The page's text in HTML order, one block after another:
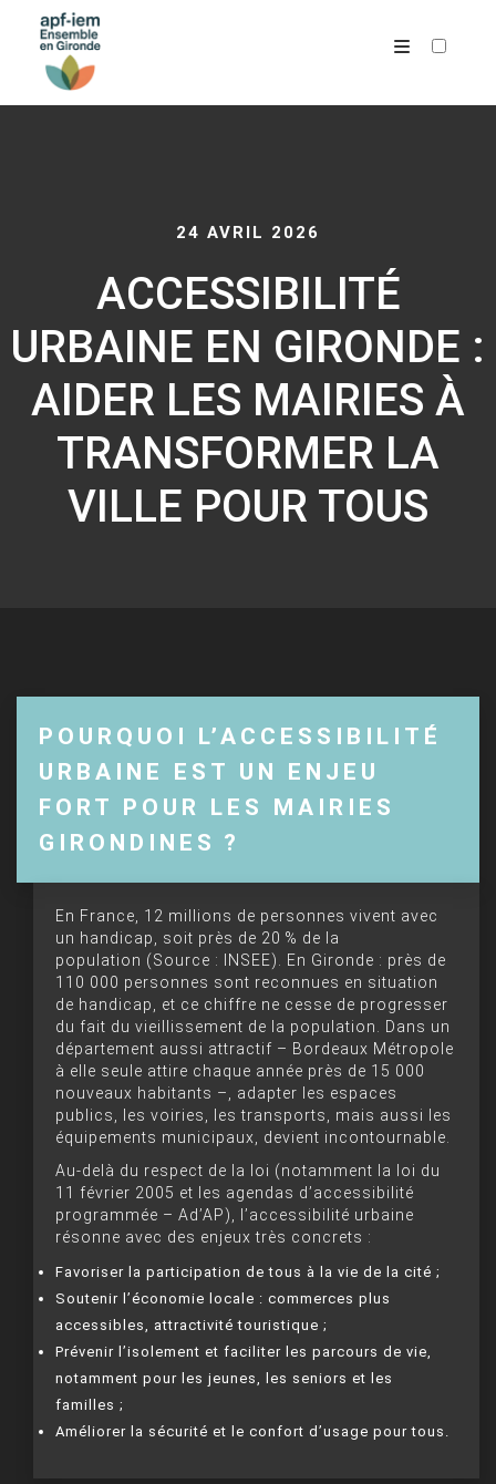
24 AVRIL 2026
ACCESSIBILITÉ
URBAINE EN GIRONDE :
AIDER LES MAIRIES À
TRANSFORMER LA
VILLE POUR TOUS
POURQUOI L’ACCESSIBILITÉ
URBAINE EST UN ENJEU
FORT POUR LES MAIRIES
GIRONDINES ?
En France, 12 millions de personnes vivent avec
un handicap, soit près de 20 % de la
population (Source : INSEE). En Gironde : près de
110 000 personnes sont reconnues en situation
de handicap, et ce chiffre ne cesse de progresser
du fait du vieillissement de la population. Dans un
département aussi attractif – Bordeaux Métropole
à elle seule attire chaque année près de 15 000
nouveaux habitants –, adapter les espaces
publics, les voiries, les transports, mais aussi les
équipements municipaux, devient incontournable.
Au-delà du respect de la loi (notamment la loi du
11 février 2005 et les agendas d’accessibilité
programmée – Ad’AP), l’accessibilité urbaine
résonne avec des enjeux très concrets :
Favoriser la participation de tous à la vie de la cité ;
Soutenir l’économie locale : commerces plus
accessibles, attractivité touristique ;
Prévenir l’isolement et faciliter les parcours de vie,
notamment pour les jeunes, les seniors et les
familles ;
Améliorer la sécurité et le confort d’usage pour tous.